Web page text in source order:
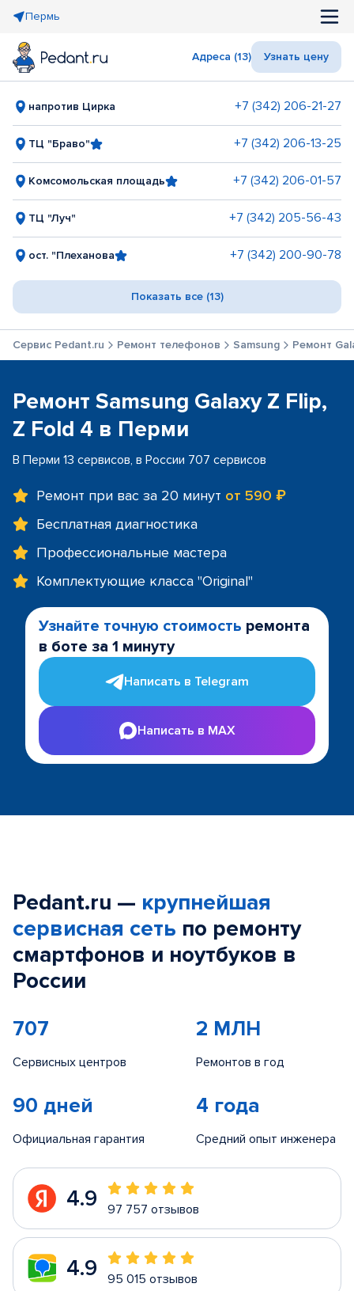
Пермь
Адреса (13) Узнать цену
напротив Цирка +7 (342) 206-21-27
ТЦ "Браво" +7 (342) 206-13-25
Комсомольская площадь +7 (342) 206-01-57
ТЦ "Луч" +7 (342) 205-56-43
ост. "Плеханова +7 (342) 200-90-78
Показать все (13)
Сервис Pedant.ru Ремонт телефонов Samsung Ремонт
Ремонт Samsung Galaxy Z Flip,
Z Fold 4 в Перми
В Перми 13 сервисов, в России 707 сервисов
Ремонт при вас за 20 минут от 590 ₽
Бесплатная диагностика
Профессиональные мастера
Комплектующие класса "Original"
Узнайте точную стоимость ремонта
в боте за 1 минуту
Написать в Telegram
Написать в MAX
Pedant.ru — крупнейшая
сервисная сеть по ремонту
смартфонов и ноутбуков в
России
707
Сервисных центров
2 МЛН
Ремонтов в год
90 дней
Официальная гарантия
4 года
Средний опыт инженера
4.9 97 757 отзывов
4.9 95 015 отзывов